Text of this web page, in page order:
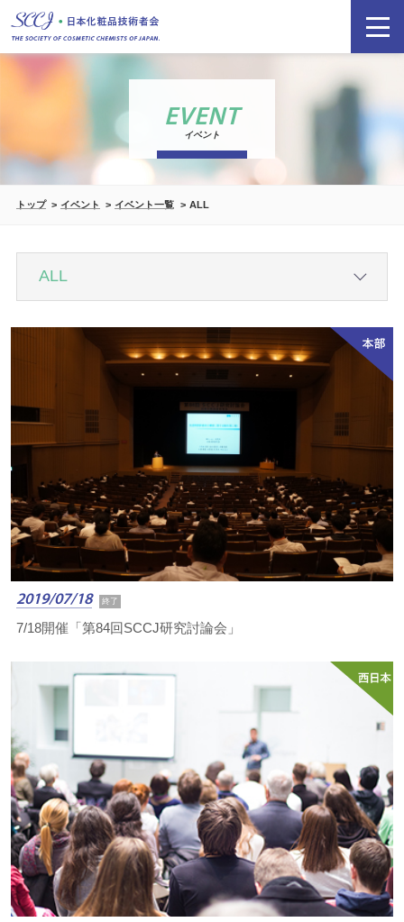
EVENT
イベント
トップ イベント イベント一覧 ALL
2019/07/18 終了
7/18開催「第84回SCCJ研究討論会」